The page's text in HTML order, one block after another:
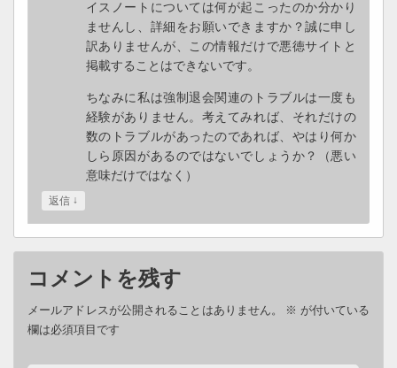
イスノートについては何が起こったのか分かり
ませんし、詳細をお願いできますか？誠に申し
訳ありませんが、この情報だけで悪徳サイトと
掲載することはできないです。
ちなみに私は強制退会関連のトラブルは一度も
経験がありません。考えてみれば、それだけの
数のトラブルがあったのであれば、やはり何か
しら原因があるのではないでしょうか？（悪い
意味だけではなく）
返信 ↓
コメントを残す
メールアドレスが公開されることはありません。 ※ が付いている
欄は必須項目です